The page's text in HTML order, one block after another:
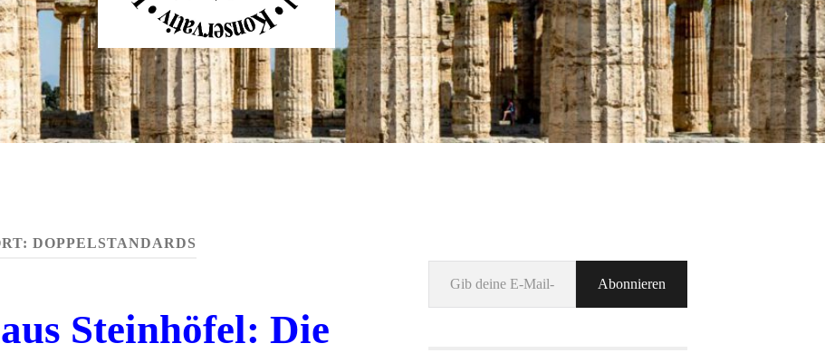
Liberal
Konservativ
Lesen
DOPPELSTANDARDS
Steinhöfel: Die
Gib deine E-Mail-Adresse ein ...
Abonnieren